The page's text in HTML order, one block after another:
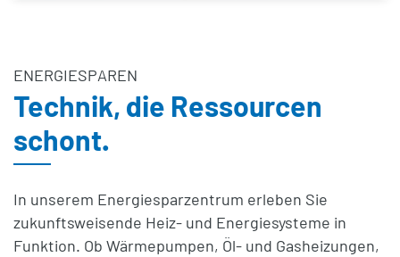
ENERGIESPAREN
Technik, die Ressourcen
schont.
In unserem Energiesparzentrum erleben Sie
zukunftsweisende Heiz- und Energiesysteme in
Funktion. Ob Wärmepumpen, Öl- und Gasheizungen,